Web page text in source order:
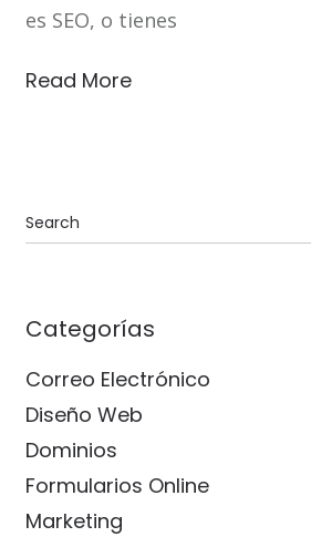
es SEO, o tienes
Read More
Categorías
Correo Electrónico
Diseño Web
Dominios
Formularios Online
Marketing